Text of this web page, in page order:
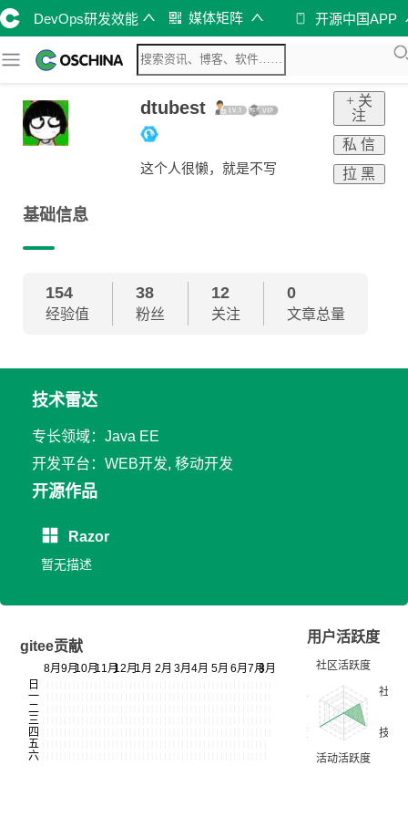
DevOps研发效能 媒体矩阵 开源中国APP
dtubest
这个人很懒，就是不写
+ 关
注
私 信
拉 黑
基础信息
154
经验值
38
粉丝
12
关注
0
文章总量
技术雷达
专长领域：Java EE
开发平台：WEB开发, 移动开发
开源作品
Razor
暂无描述
gitee贡献
用户活跃度